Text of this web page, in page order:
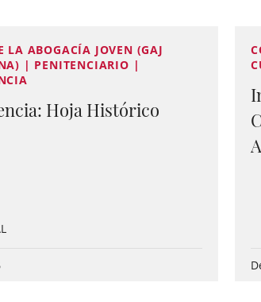
LA ABOGACÍA JOVEN (GAJ
| PENITENCIARIO |
Hoja Histórico